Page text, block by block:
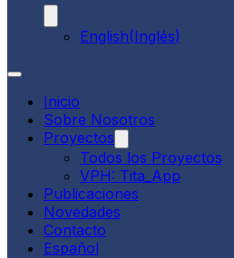
English(Inglés)
Inicio
Sobre Nosotros
Proyectos
Todos los Proyectos
VPH: Tita_App
Publicaciones
Novedades
Contacto
Español